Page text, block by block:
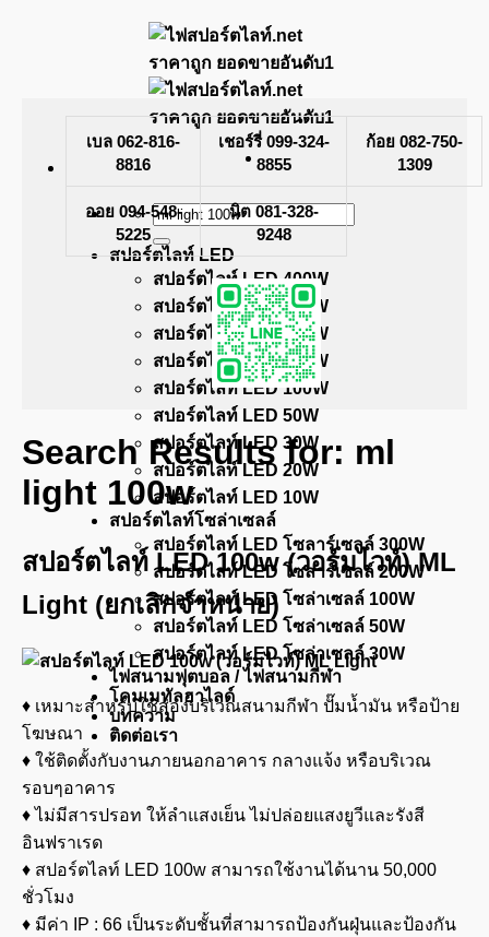
Search
for:
สปอร์ตไลท์ LED
สปอร์ตไลท์ LED 400W
สปอร์ตไลท์ LED 300W
สปอร์ตไลท์ LED 200W
สปอร์ตไลท์ LED 150W
สปอร์ตไลท์ LED 100W
สปอร์ตไลท์ LED 50W
สปอร์ตไลท์ LED 30W
สปอร์ตไลท์ LED 20W
สปอร์ตไลท์ LED 10W
สปอร์ตไลท์โซล่าเซลล์
สปอร์ตไลท์ LED โซลาร์เซลล์ 300W
สปอร์ตไลท์ LED โซลาร์เซลล์ 200W
สปอร์ตไลท์ LED โซล่าเซลล์ 100W
สปอร์ตไลท์ LED โซล่าเซลล์ 50W
สปอร์ตไลท์ LED โซล่าเซลล์ 30W
ไฟสนามฟุตบอล / ไฟสนามกีฬา
โคมเมทัลฮาไลด์
บทความ
ติดต่อเรา
เบล 062-816-
8816
เชอร์รี่ 099-324-
8855
ก้อย 082-750-
1309
ออย 094-548-
5225
นิต 081-328-
9248
Search Results for: ml
light 100w
สปอร์ตไลท์ LED 100w (วอร์มไวท์) ML
Light (ยกเลิกจำหน่าย)
♦ เหมาะสำหรับใช้ส่องบริเวณสนามกีฬา ปั๊มน้ำมัน หรือป้าย
โฆษณา
♦ ใช้ติดตั้งกับงานภายนอกอาคาร กลางแจ้ง หรือบริเวณ
รอบๆอาคาร
♦ ไม่มีสารปรอท ให้ลำแสงเย็น ไม่ปล่อยแสงยูวีและรังสี
อินฟราเรด
♦ สปอร์ตไลท์ LED 100w สามารถใช้งานได้นาน 50,000
ชั่วโมง
♦ มีค่า IP : 66 เป็นระดับชั้นที่สามารถป้องกันฝุ่นและป้องกัน